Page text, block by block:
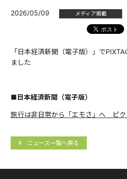
2026/05/09 メディア掲載
「日本経済新聞（電子版）」で
ました
■日本経済新聞（電子版）
旅行は非日常から「エモさ」へ ピ
ニュース一覧へ戻る